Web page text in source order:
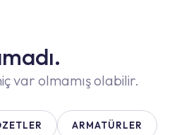
var olmamış olabilir.
ARMATÜRLER